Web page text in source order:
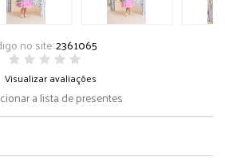
no site:2361065
Visualizar avaliações
a lista de presentes